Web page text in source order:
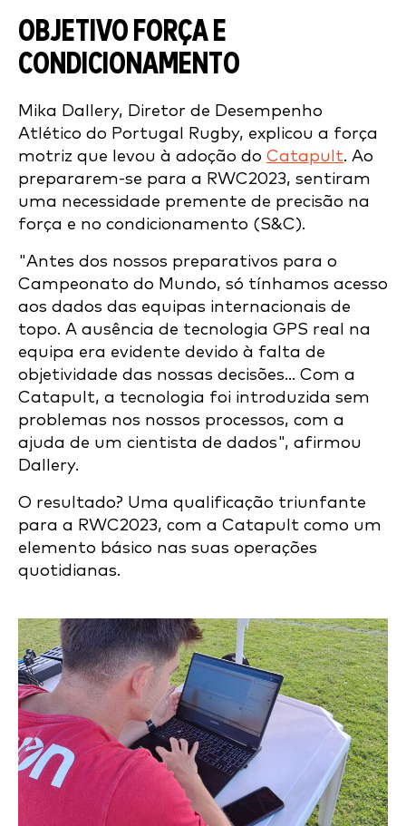
OBJETIVO FORÇA E
CONDICIONAMENTO
Mika Dallery, Diretor de Desempenho
Atlético do Portugal Rugby, explicou a força
motriz que levou à adoção do Catapult. Ao
prepararem-se para a RWC2023, sentiram
uma necessidade premente de precisão na
força e no condicionamento (S&C).
"Antes dos nossos preparativos para o
Campeonato do Mundo, só tínhamos acesso
aos dados das equipas internacionais de
topo. A ausência de tecnologia GPS real na
equipa era evidente devido à falta de
objetividade das nossas decisões... Com a
Catapult, a tecnologia foi introduzida sem
problemas nos nossos processos, com a
ajuda de um cientista de dados", afirmou
Dallery.
O resultado? Uma qualificação triunfante
para a RWC2023, com a Catapult como um
elemento básico nas suas operações
quotidianas.